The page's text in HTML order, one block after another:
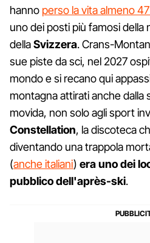
hanno perso la vita almeno
uno dei posti più famosi della
dellaSvizzera. Crans-
sue piste da sci, nel 2027
mondo e si recano qui
montagna attirati anche dalla
movida, non solo agli sport
Constellation, la discoteca
diventando una trappola
(anche italiani) era uno dei
pubblico dell'après-ski.